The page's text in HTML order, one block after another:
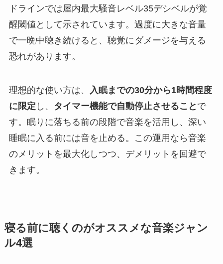
ドラインでは屋内最大騒音レベル35デシベルが覚
醒閾値として示されています。過度に大きな音量
で一晩中聴き続けると、聴覚にダメージを与える
恐れがあります。
理想的な使い方は、
入眠までの30分から1時間程度
に限定 し、 タイマー機能で自動停止させること で
す。眠りに落ちる前の段階で音楽を活用し、深い
睡眠に入る前には音を止める。この運用なら音楽
のメリットを最大化しつつ、デメリットを回避で
きます。
寝る前に聴くのがオススメな音楽ジャン
ル4選